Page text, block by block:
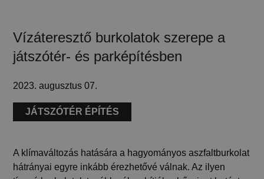
Vízáteresztő burkolatok szerepe a
játszótér- és parképítésben
2023. augusztus 07.
JÁTSZÓTÉR ÉPÍTÉS
A klímaváltozás hatására a hagyományos aszfaltburkolat
hátrányai egyre inkább érezhetővé válnak. Az ilyen